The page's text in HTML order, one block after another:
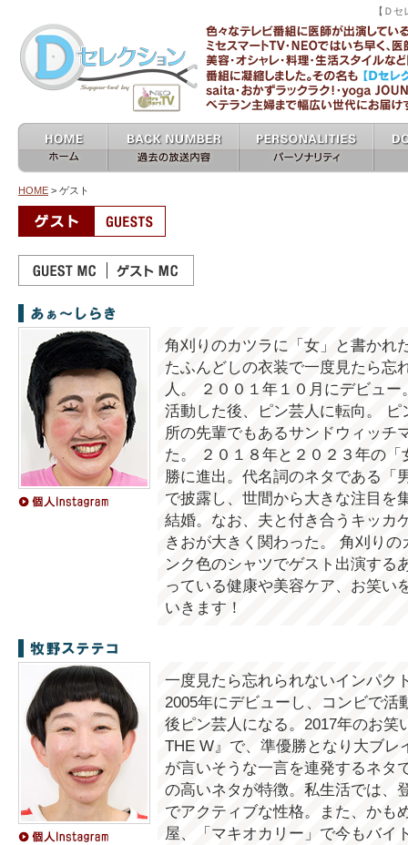
【Ｄ
バー backnumber
personalities
HOME > ゲスト
ゲストMC
あぁ～しらき
角刈りのカツラに「女」と書かれ
たふんどしの衣装で一度見たら忘
人。 ２００１年１０月にデビュ
活動した後、ピン芸人に転向。
所の先輩でもあるサンドウィッチ
た。 ２０１８年と２０２３年の
勝に進出。代名詞のネタである「
で披露し、世間から大きな注目を
結婚。なお、夫と付き合うキッカ
きおが大きく関わった。 角刈り
ンク色のシャツでゲスト出演する
っている健康や美容ケア、お笑い
いきます！
牧野ステテコ
一度見たら忘れられないインパク
2005年にデビューし、コンビで活
後ピン芸人になる。2017年のお笑
THE W』で、準優勝となり大ブ
が言いそうな一言を連発するネタ
の高いネタが特徴。私生活では、
でアクティブな性格。また、かも
屋、「マキオカリー」で今もバイ